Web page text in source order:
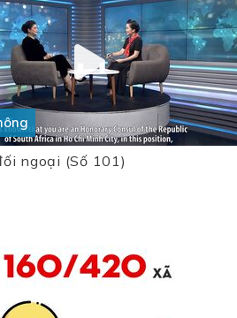
ngoại (Số 101)